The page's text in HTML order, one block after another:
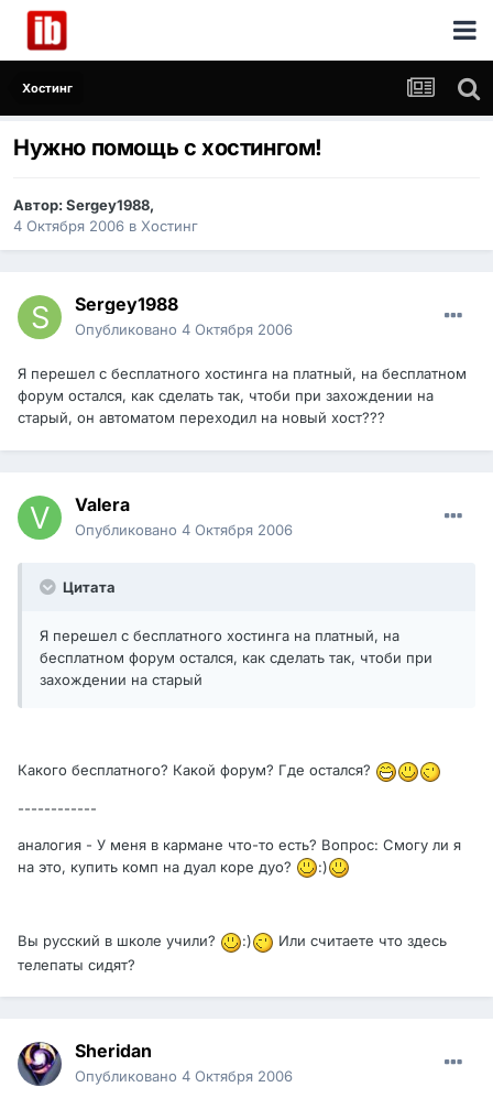
Хостинг
Нужно помощь с хостингом!
Автор:Sergey1988,
4 Октября 2006 в Хостинг
Sergey1988
Опубликовано 4 Октября 2006
Я перешел с бесплатного хостинга на платный, на бесплатном
форум остался, как сделать так, чтоби при захождении на
старый, он автоматом переходил на новый хост???
Valera
Опубликовано 4 Октября 2006
Цитата
Я перешел с бесплатного хостинга на платный, на
бесплатном форум остался, как сделать так, чтоби при
захождении на старый
Какого бесплатного? Какой форум? Где остался?
------------
аналогия - У меня в кармане что-то есть? Вопрос: Смогу ли я
на это, купить комп на дуал коре дуо?
:)
Вы русский в школе учили? :)
Или считаете что здесь
телепаты сидят?
Sheridan
Опубликовано 4 Октября 2006